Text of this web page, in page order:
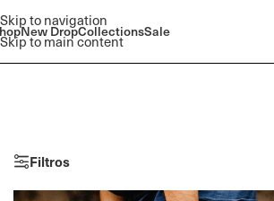
Skip to navigation
Skip to main content
New DropCollectionsSale
Filtros